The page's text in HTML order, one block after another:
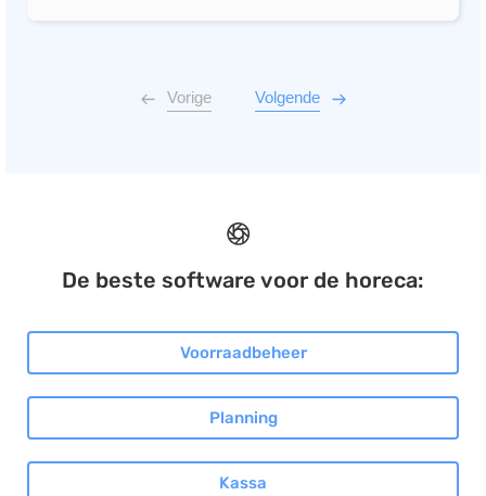
Vorige Volgende
De beste software voor de horeca:
Voorraadbeheer
Planning
Kassa